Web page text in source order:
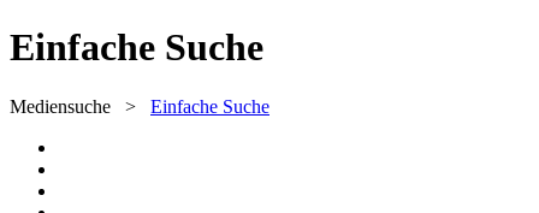
Einfache Suche
Mediensuche > Einfache Suche